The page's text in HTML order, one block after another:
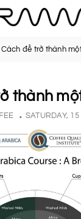
Cách để trở thành
thành
SATURDAY,